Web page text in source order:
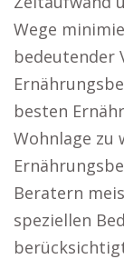
Wege
bedeutender
besten
Wohnlage zu
Beratern
speziellen